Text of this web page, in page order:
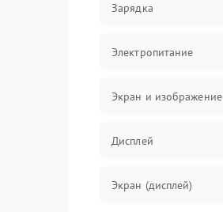
Зарядка
Электропитание
Экран и изображение
Дисплей
Экран (дисплей)